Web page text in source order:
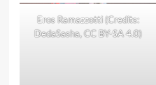
Eros Ramazzotti (Credits:
DedaSasha,CC BY-SA 4.0)